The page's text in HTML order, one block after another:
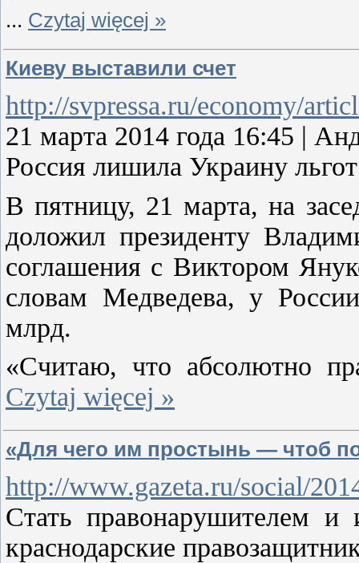
... Czytaj więcej »
Киеву выставили счет
http://svpressa.ru/economy/
21 марта 2014 года 16:45
Россия лишила Украину
В пятницу, 21 марта, на
доложил президенту
соглашения с Виктором
словам Медведева, у
млрд.
«Считаю, что абсолютно
Czytaj więcej »
«Для чего им простынь — чтоб
http://www.gazeta.ru/social/
Стать правонарушителем и
краснодарские